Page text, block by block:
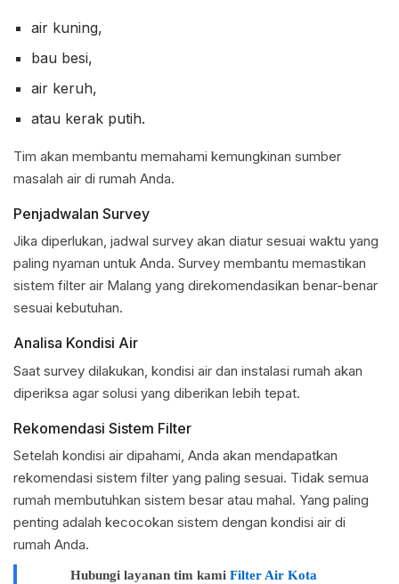
air kuning,
bau besi,
air keruh,
atau kerak putih.
Tim akan membantu memahami kemungkinan sumber
masalah air di rumah Anda.
Penjadwalan Survey
Jika diperlukan, jadwal survey akan diatur sesuai waktu yang
paling nyaman untuk Anda. Survey membantu memastikan
sistem filter air Malang yang direkomendasikan benar-benar
sesuai kebutuhan.
Analisa Kondisi Air
Saat survey dilakukan, kondisi air dan instalasi rumah akan
diperiksa agar solusi yang diberikan lebih tepat.
Rekomendasi Sistem Filter
Setelah kondisi air dipahami, Anda akan mendapatkan
rekomendasi sistem filter yang paling sesuai. Tidak semua
rumah membutuhkan sistem besar atau mahal. Yang paling
penting adalah kecocokan sistem dengan kondisi air di
rumah Anda.
Hubungi layanan tim kami Filter Air Kota